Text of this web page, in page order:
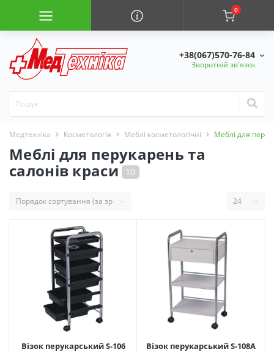
0
+38(067)570-76-84
Зворотній зв'язок
Медтехніка Косметологія Меблі косметологічні Меблі для
Меблі для перукарень та
салонів краси
Візок перукарський S-106 Візок перукарський S-108А